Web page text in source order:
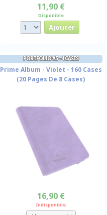
11,90 €
Disponible
PORTFOLIO A5 - 4 CASES
Prime Album - Violet - 160 Cases
(20 Pages De 8 Cases)
16,90 €
Indisponible